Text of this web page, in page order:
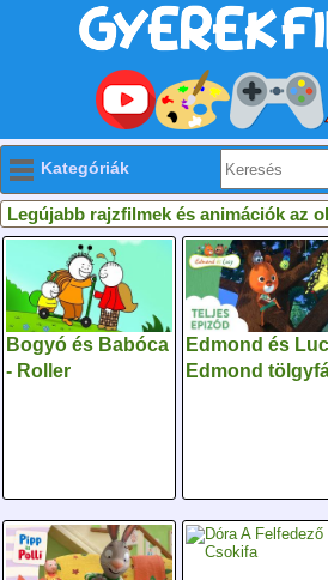
Kategóriák
Legújabb rajzfilmek és animációk az
Bogyó és Babóca
- Roller
Edmond és
Edmond